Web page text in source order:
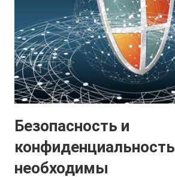
Безопасность и
конфиденциальность
необходимы